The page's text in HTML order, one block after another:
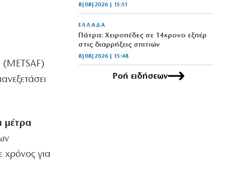
(METSAF)
μέτρα
χρόνος για
8|08|2026 | 15:51
ΕΛΛΑΔΑ
Πάτρα: Χειροπέδες σε 14χρονο εξπέρ
στις διαρρήξεις σπιτιών
8|08|2026 | 15:48
Ροή ειδήσεων